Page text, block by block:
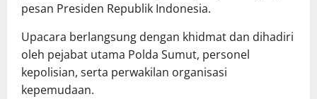
pesan Presiden Republik Indonesia.
Upacara berlangsung dengan khidmat dan dihadiri
oleh pejabat utama Polda Sumut, personel
kepolisian, serta perwakilan organisasi
kepemudaan.